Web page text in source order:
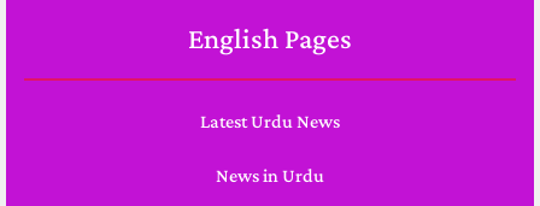
English Pages
Latest Urdu News
News in Urdu